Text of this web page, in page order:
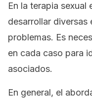
En la terapia sexual
desarrollar
problemas. Es
en cada caso para
asociados.
En general, el